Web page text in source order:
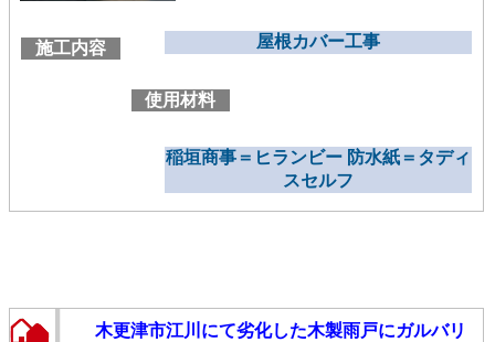
施工内容 屋根カバー工事
使用材料
稲垣商事＝ヒランビー 防水紙＝タディ
スセルフ
木更津市江川にて劣化した木製雨戸にガルバリ